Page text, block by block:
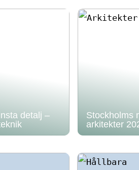
detalj –
Stockholms
arkitekter